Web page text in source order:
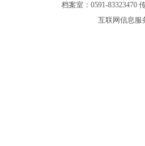
档案室：0591-83323470
互联网信息服